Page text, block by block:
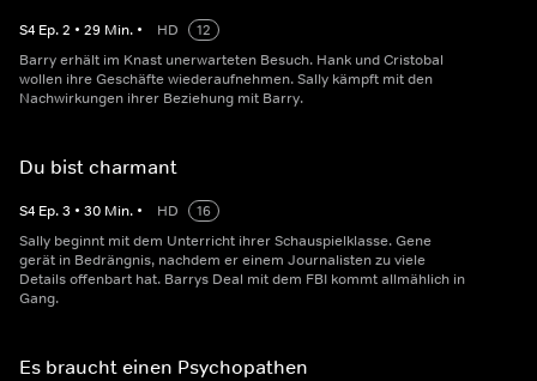
S4 Ep.2 • 29 Min. • HD
12
Barry erhält im Knast unerwarteten Besuch. Hank und Cristobal
wollen ihre Geschäfte wiederaufnehmen. Sally kämpft mit den
Nachwirkungen ihrer Beziehung mit Barry.
Du bist charmant
S4 Ep.3 • 30 Min. • HD
16
Sally beginnt mit dem Unterricht ihrer Schauspielklasse. Gene
gerät in Bedrängnis, nachdem er einem Journalisten zu viele
Details offenbart hat. Barrys Deal mit dem FBI kommt allmählich in
Gang.
Es braucht einen Psychopathen